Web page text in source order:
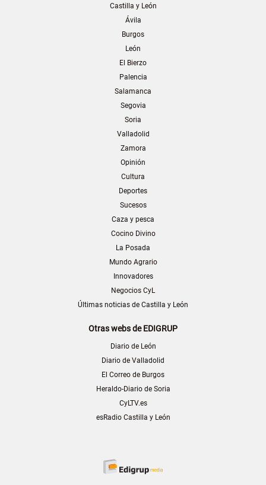
Castilla y León
Ávila
Burgos
León
El Bierzo
Palencia
Salamanca
Segovia
Soria
Valladolid
Zamora
Opinión
Cultura
Deportes
Sucesos
Caza y pesca
Cocino Divino
La Posada
Mundo Agrario
Innovadores
Negocios CyL
Últimas noticias de Castilla y León
Otras webs de EDIGRUP
Diario de León
Diario de Valladolid
El Correo de Burgos
Heraldo-Diario de Soria
CyLTV.es
esRadio Castilla y León